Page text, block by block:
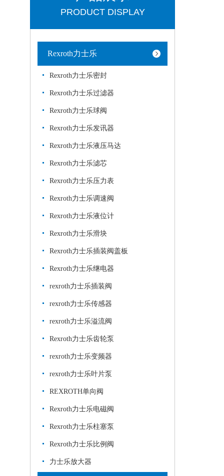
PRODUCT DISPLAY
Rexroth力士乐
Rexroth力士乐密封
Rexroth力士乐过滤器
Rexroth力士乐球阀
Rexroth力士乐发讯器
Rexroth力士乐液压马达
Rexroth力士乐滤芯
Rexroth力士乐压力表
Rexroth力士乐调速阀
Rexroth力士乐液位计
Rexroth力士乐滑块
Rexroth力士乐插装阀盖板
Rexroth力士乐继电器
rexroth力士乐插装阀
rexroth力士乐传感器
rexroth力士乐溢流阀
Rexroth力士乐齿轮泵
rexroth力士乐变频器
rexroth力士乐叶片泵
REXROTH单向阀
Rexroth力士乐电磁阀
Rexroth力士乐柱塞泵
Rexroth力士乐比例阀
力士乐放大器